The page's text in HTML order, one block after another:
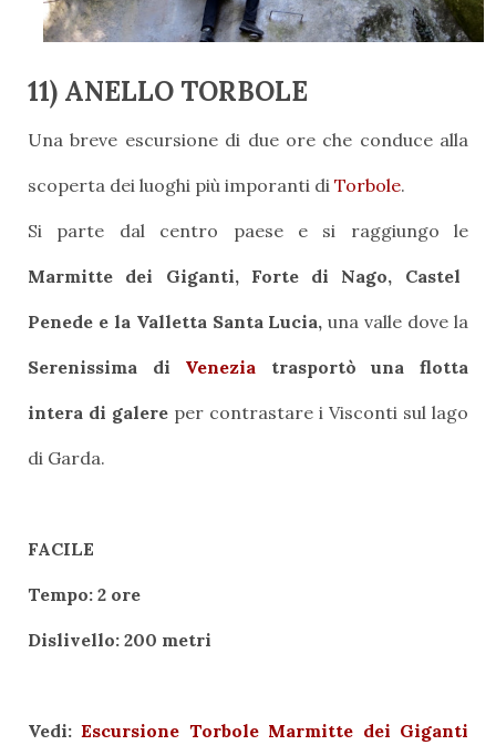
11) ANELLO TORBOLE
Una breve escursione di due ore che conduce alla
scoperta dei luoghi più imporanti di Torbole.
Si parte dal centro paese e si raggiungo le
Marmitte dei Giganti, Forte di Nago, Castel
Penede e la Valletta Santa Lucia,una valle dove la
Serenissima di Venezia trasportò una flotta
intera di galere per contrastare i Visconti sul lago
di Garda.
FACILE
Tempo: 2 ore
Dislivello: 200 metri
Vedi:Escursione Torbole Marmitte dei Giganti